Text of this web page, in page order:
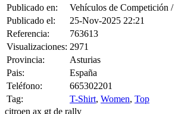
Publicado en:
Vehículos de Competición /
Publicado el:
25-Nov-2025 22:21
Referencia:
763613
Visualizaciones: 2971
Provincia:
Asturias
Pais:
España
Teléfono:
665302201
Tag:
T-Shirt, Women, Top
citroen ax gt de rally